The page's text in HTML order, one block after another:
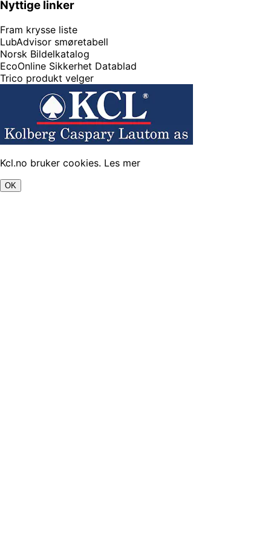
Nyttige linker
Fram krysse liste
LubAdvisor smøretabell
Norsk Bildelkatalog
EcoOnline Sikkerhet Datablad
Trico produkt velger
Kcl.no bruker cookies. Les mer
OK